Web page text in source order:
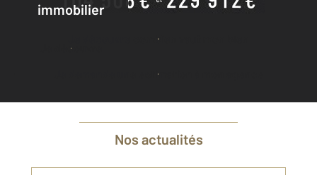
immobilier
Je découvre
Je découvre combien vaut mon bien
Je demande une estimation à mon agence
Nos actualités